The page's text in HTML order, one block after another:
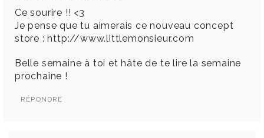
Ce sourire !! <3
Je pense que tu aimerais ce nouveau concept
store : http://www.littlemonsieur.com
Belle semaine à toi et hâte de te lire la semaine
prochaine !
RÉPONDRE